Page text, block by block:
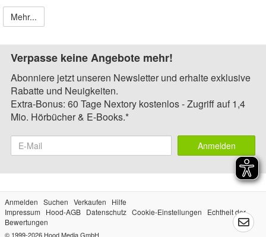
Mehr...
Verpasse keine Angebote mehr!
Abonniere jetzt unseren Newsletter und erhalte exklusive
Rabatte und Neuigkeiten.
Extra-Bonus: 60 Tage Nextory kostenlos - Zugriff auf 1,4
Mio. Hörbücher & E-Books.*
Anmelden
Anmelden Suchen Verkaufen
Hilfe
Impressum
Hood-AGB Datenschutz Cookie-Einstellungen
Echtheit der
Bewertungen
© 1999-2026 Hood Media GmbH